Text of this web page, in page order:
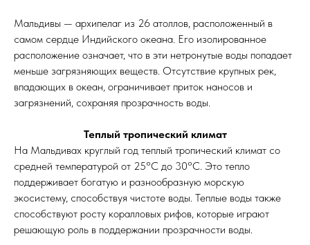
Мальдивы — архипелаг из 26 атоллов, расположенный в
самом сердце Индийского океана. Его изолированное
расположение означает, что в эти нетронутые воды попадает
меньше загрязняющих веществ. Отсутствие крупных рек,
впадающих в океан, ограничивает приток наносов и
загрязнений, сохраняя прозрачность воды.
Теплый тропический климат
На Мальдивах круглый год теплый тропический климат со
средней температурой от 25°C до 30°C. Это тепло
поддерживает богатую и разнообразную морскую
экосистему, способствуя чистоте воды. Теплые воды также
способствуют росту коралловых рифов, которые играют
решающую роль в поддержании прозрачности воды.